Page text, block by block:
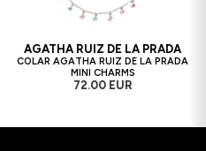
AGATHA RUIZ DE LA PRADA
COLAR AGATHA RUIZ DE LA PRADA
MINI CHARMS
72.00 EUR